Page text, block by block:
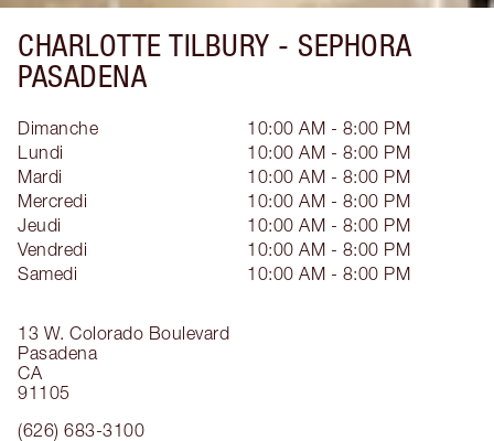
CHARLOTTE TILBURY - SEPHORA
PASADENA
13 W. Colorado Boulevard
Pasadena
CA
91105
(626) 683-3100
Dimanche
10:00 AM - 8:00 PM
Lundi
10:00 AM - 8:00 PM
Mardi
10:00 AM - 8:00 PM
Mercredi
10:00 AM - 8:00 PM
Jeudi
10:00 AM - 8:00 PM
Vendredi
10:00 AM - 8:00 PM
Samedi
10:00 AM - 8:00 PM